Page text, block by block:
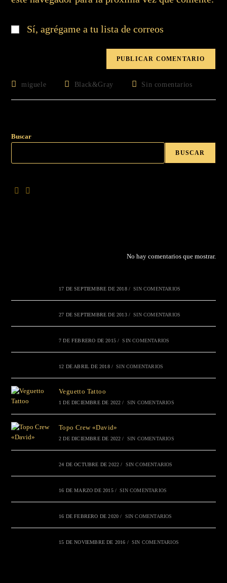
Sí, agrégame a tu lista de correos
miguele Black&Gray Sin comentarios
Buscar
BUSCAR
No hay comentarios que mostrar.
17 DE SEPTIEMBRE DE 2018 / SIN COMENTARIOS
27 DE SEPTIEMBRE DE 2013 / SIN COMENTARIOS
7 DE FEBRERO DE 2015 / SIN COMENTARIOS
12 DE ABRIL DE 2018 / SIN COMENTARIOS
Veguetto Tattoo
1 DE DICIEMBRE DE 2022 / SIN COMENTARIOS
Topo Crew «David»
2 DE DICIEMBRE DE 2022 / SIN COMENTARIOS
24 DE OCTUBRE DE 2022 / SIN COMENTARIOS
16 DE MARZO DE 2015 / SIN COMENTARIOS
16 DE FEBRERO DE 2020 / SIN COMENTARIOS
15 DE NOVIEMBRE DE 2016 / SIN COMENTARIOS